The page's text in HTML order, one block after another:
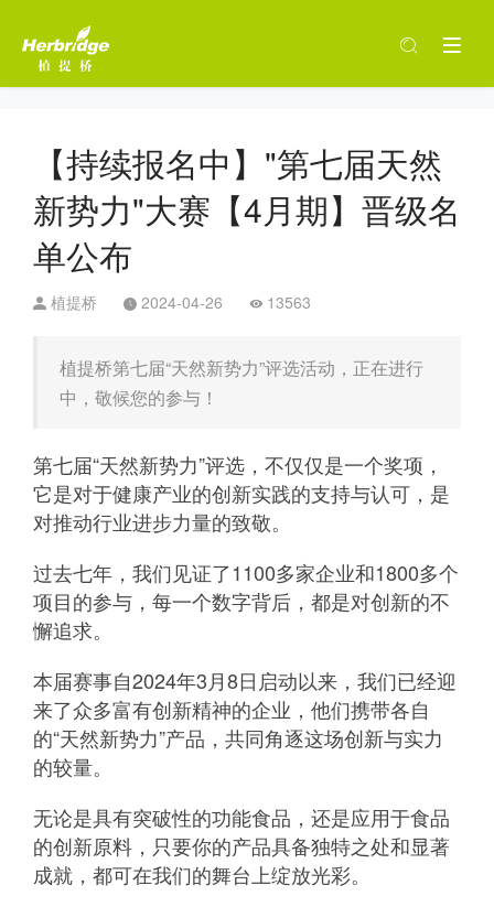
【持续报名中】"第七届天然
新势力"大赛【4月期】晋级名
单公布
植提桥 2024-04-26 13563
植提桥第七届“天然新势力”评选活动，正在进行
中，敬候您的参与！
第七届“天然新势力”评选，不仅仅是一个奖项，
它是对于健康产业的创新实践的支持与认可，是
对推动行业进步力量的致敬。
过去七年，我们见证了1100多家企业和1800多个
项目的参与，每一个数字背后，都是对创新的不
懈追求。
本届赛事自2024年3月8日启动以来，我们已经迎
来了众多富有创新精神的企业，他们携带各自
的“天然新势力”产品，共同角逐这场创新与实力
的较量。
无论是具有突破性的功能食品，还是应用于食品
的创新原料，只要你的产品具备独特之处和显著
成就，都可在我们的舞台上绽放光彩。